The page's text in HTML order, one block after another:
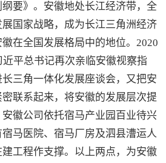
要》。安徽地处长江经济带，全
国家战略，成为长江三角洲经济
在全国发展格局中的地位。2020
平总书记再次亲临安徽视察指
三角一体化发展座谈会，又把安
联系起来，将安徽的发展层次提
徽公司依托宿马产业园百业待兴
马医院、宿马厂房及泗县漕运人
工程作支撑。以上两点，为安徽